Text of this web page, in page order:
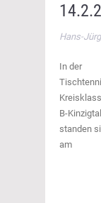
Hans-
In der
B-Kinzigtal
standen
am